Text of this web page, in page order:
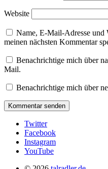
Website
Name, E-Mail-Adresse und
meinen nächsten Kommentar
Benachrichtige mich über
Mail.
Benachrichtige mich über
Twitter
Facebook
Instagram
YouTube